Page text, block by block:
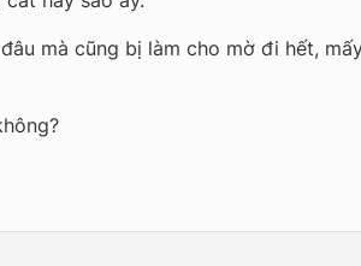
mà cũng bị làm cho mờ đi hết,